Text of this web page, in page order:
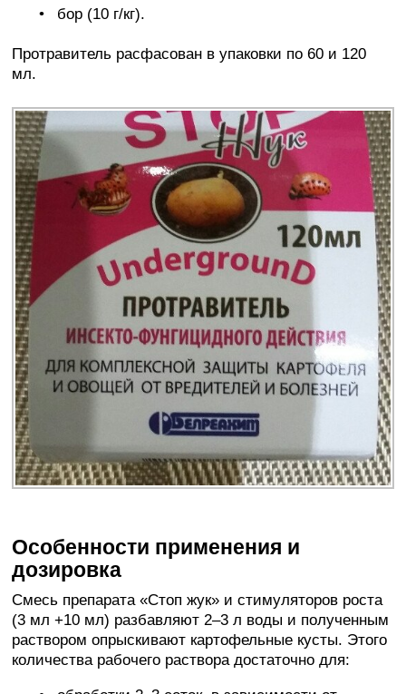
бор (10 г/кг).
Протравитель расфасован в упаковки по 60 и 120
мл.
Особенности применения и
дозировка
Смесь препарата «Стоп жук» и стимуляторов роста
(3 мл +10 мл) разбавляют 2–3 л воды и полученным
раствором опрыскивают картофельные кусты. Этого
количества рабочего раствора достаточно для: